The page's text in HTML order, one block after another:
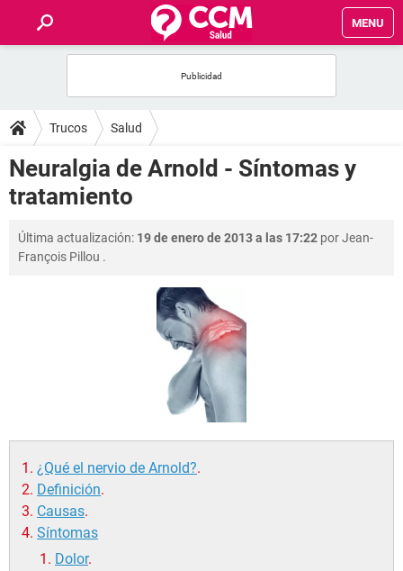
MENU
FOROS
SALUD
FAMILIA
NUTRICIÓN
Trucos Salud
Neuralgia de Arnold - Síntomas y
tratamiento
Última actualización: 19 de enero de 2013 a las 17:22 porJean-
François Pillou .
¿Qué el nervio de Arnold?.
Definición.
Causas.
Síntomas
Dolor.